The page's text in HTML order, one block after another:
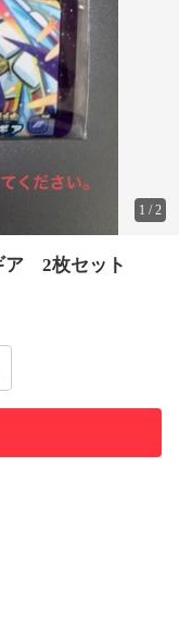
1 /2
2枚セット